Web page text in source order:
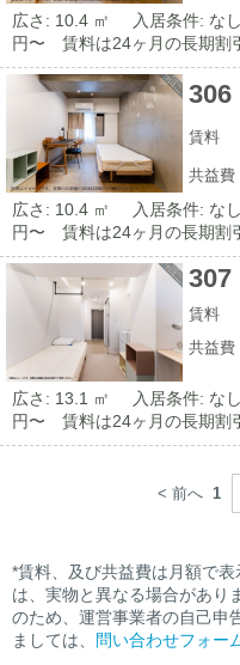
広さ: 10.4 ㎡ 入居条件: なし
円〜 賃料は24ヶ月の長期割
306
賃料
共益費
広さ: 10.4 ㎡ 入居条件: なし
円〜 賃料は24ヶ月の長期割
307
賃料
共益費
広さ: 13.1 ㎡ 入居条件: なし
円〜 賃料は24ヶ月の長期割
< 前へ 1
*賃料、及び共益費は月額で
は、実物と異なる場合があり
のため、運営事業者の自己申
ましては、
問い合わせフォー